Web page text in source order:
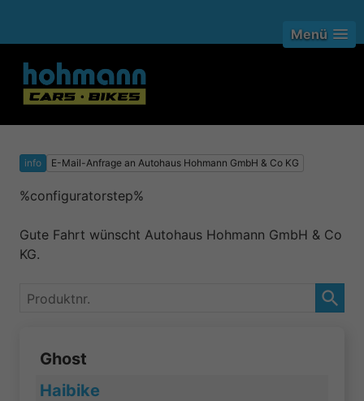
Menü
info E-Mail-Anfrage an Autohaus Hohmann GmbH & Co KG
%configuratorstep%
Gute Fahrt wünscht Autohaus Hohmann GmbH & Co
KG.
Produktnr.
Ghost
Haibike